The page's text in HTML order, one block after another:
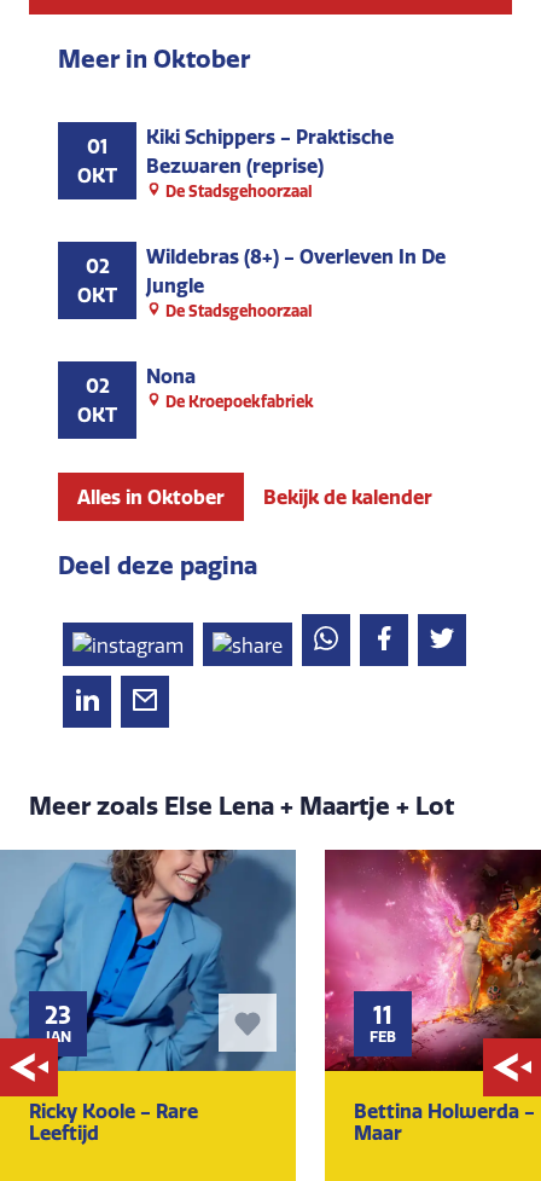
Meer in Oktober
01
OKT
Kiki Schippers - Praktische
Bezwaren (reprise)
De Stadsgehoorzaal
02
OKT
Wildebras (8+) - Overleven In De
Jungle
De Stadsgehoorzaal
02
OKT
Nona
De Kroepoekfabriek
Alles in Oktober Bekijk de kalender
Deel deze pagina
Meer zoals Else Lena + Maartje + Lot
23
JAN
Ricky Koole - Rare
Leeftijd
11
FEB
Bettina Holwerda -
Maar